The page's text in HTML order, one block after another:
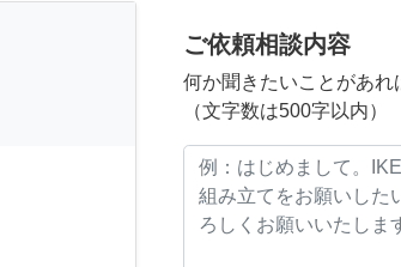
ご依頼相談内容
何か聞きたいことがあ
（文字数は500字以内）